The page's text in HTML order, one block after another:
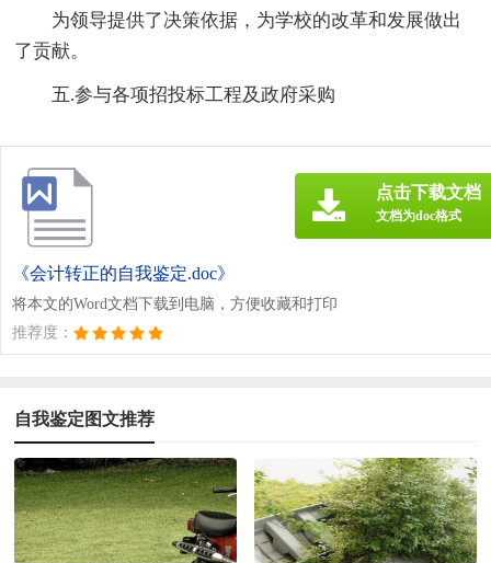
为领导提供了决策依据，为学校的改革和发展做出
了贡献。
五.参与各项招投标工程及政府采购
《会计转正的自我鉴定.doc》
将本文的Word文档下载到电脑，方便收藏和打印
推荐度：
点击下载文档
文档为doc格式
自我鉴定图文推荐